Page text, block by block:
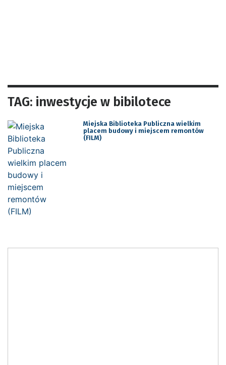
TAG: inwestycje w bibilotece
Miejska Biblioteka Publiczna wielkim
placem budowy i miejscem remontów
(FILM)